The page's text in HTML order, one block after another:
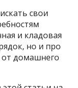
свои
и кладовая
но и про
от домашнего